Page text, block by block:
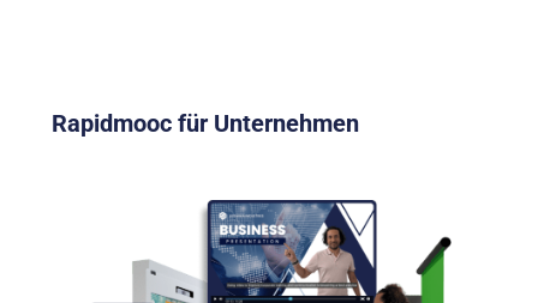
Rapidmooc für Unternehmen